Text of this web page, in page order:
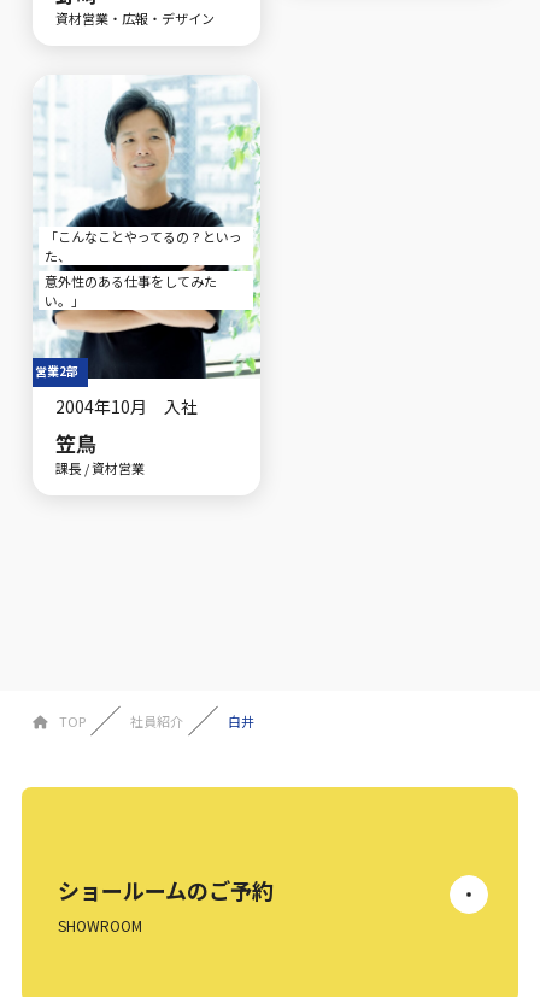
資材営業・広報・デザイン
「こんなことやってるの？といっ
た、
意外性のある仕事をしてみた
い。」
営業2部
2004年10月 入社
笠鳥
課長 / 資材営業
TOP 社員紹介 白井
ショールームのご予約
SHOWROOM